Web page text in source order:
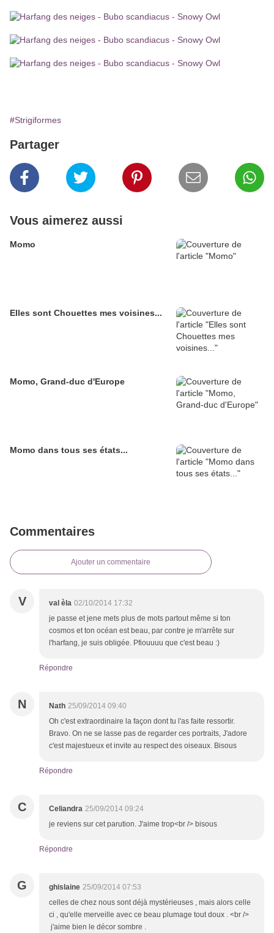
#Strigiformes
Partager
Vous aimerez aussi
Momo
Elles sont Chouettes mes voisines...
Momo, Grand-duc d'Europe
Momo dans tous ses états...
Commentaires
Ajouter un commentaire
V val èla 02/10/2014 17:32
je passe et jene mets plus de mots partout même si ton
cosmos et ton océan est beau, par contre je m'arrête sur
l'harfang, je suis obligée. Pfiouuuu que c'est beau :)
Répondre
N Nath 25/09/2014 09:40
Oh c'est extraordinaire la façon dont tu l'as faite ressortir.
Bravo. On ne se lasse pas de regarder ces portraits, J'adore
c'est majestueux et invite au respect des oiseaux. Bisous
Répondre
C Celiandra 25/09/2014 09:24
je reviens sur cet parution. J'aime trop<br /> bisous
Répondre
G ghislaine 25/09/2014 07:53
celles de chez nous sont déjà mystérieuses , mais alors celle
ci , qu'elle merveille avec ce beau plumage tout doux . <br />
j'aime bien le décor sombre .